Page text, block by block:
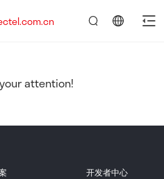
attention!
开发者中心